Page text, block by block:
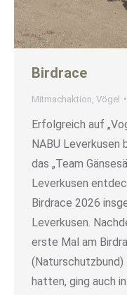
Birdrace
Mitmachaktion Vögel
Erfolgreich auf
NABU Leverkusen
das „Team
Leverkusen
Birdrace 2026
Leverkusen.
erste Mal am
hatten, ging auch